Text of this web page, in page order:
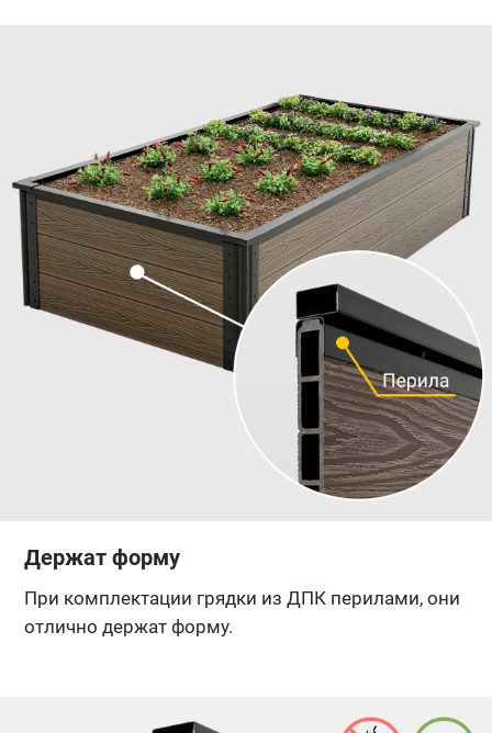
Держат форму
При комплектации грядки из ДПК перилами, они
отлично держат форму.